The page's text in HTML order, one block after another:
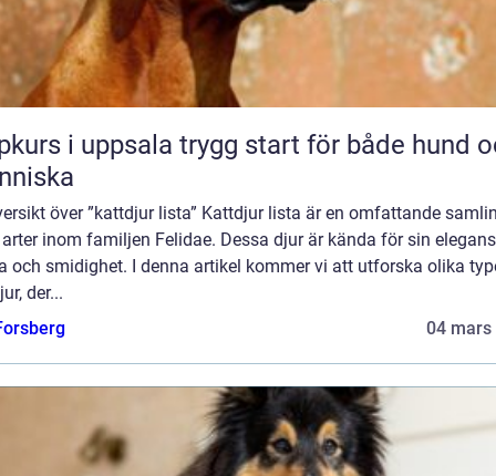
uppsala trygg start för både hund och
över ”kattdjur lista” Kattdjur lista är en omfattande
inom familjen Felidae. Dessa djur är kända för sin
och smidighet. I denna artikel kommer vi att utforska olika
der...
04 mars